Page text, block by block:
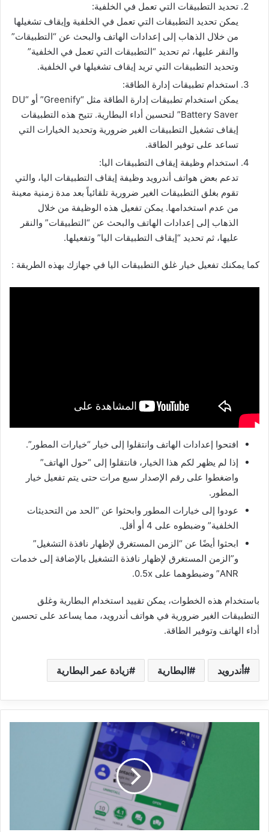
تحديد التطبيقات التي تعمل في الخلفية:
يمكن تحديد التطبيقات التي تعمل في الخلفية وإيقاف تشغيلها
من خلال الذهاب إلى إعدادات الهاتف والبحث عن “التطبيقات”
والنقر عليها، ثم تحديد “التطبيقات التي تعمل في الخلفية”
وتحديد التطبيقات التي تريد إيقاف تشغيلها في الخلفية.
استخدام تطبيقات إدارة الطاقة:
يمكن استخدام تطبيقات إدارة الطاقة مثل “Greenify” أو “DU
Battery Saver” لتحسين أداء البطارية. تتيح هذه التطبيقات
إيقاف تشغيل التطبيقات الغير ضرورية وتحديد الخيارات التي
تساعد على توفير الطاقة.
استخدام وظيفة إيقاف التطبيقات اليا:
تدعم بعض هواتف أندرويد وظيفة إيقاف التطبيقات اليا، والتي
تقوم بغلق التطبيقات الغير ضرورية تلقائياً بعد مدة زمنية معينة
من عدم استخدامها. يمكن تفعيل هذه الوظيفة من خلال
الذهاب إلى إعدادات الهاتف والبحث عن “التطبيقات” والنقر
عليها، ثم تحديد “إيقاف التطبيقات اليا” وتفعيلها.
كما يمكنك تفعيل خيار غلق التطبيقات اليا في جهازك بهذه الطريقة :
افتحوا إعدادات الهاتف وانتقلوا إلى خيار “خيارات المطور”.
إذا لم يظهر لكم هذا الخيار، فانتقلوا إلى “حول الهاتف”
واضغطوا على رقم الإصدار سبع مرات حتى يتم تفعيل خيار
المطور.
عودوا إلى خيارات المطور وابحثوا عن “الحد من التحديثات
الخلفية” وضبطوه على 4 أو أقل.
ابحثوا أيضًا عن “الزمن المستغرق لإظهار نافذة التشغيل”
و”الزمن المستغرق لإظهار نافذة التشغيل بالإضافة إلى خدمات
ANR” وضبطوهما على 0.5x.
باستخدام هذه الخطوات، يمكن تقييد استخدام البطارية وغلق
التطبيقات الغير ضرورية في هواتف أندرويد، مما يساعد على تحسين
أداء الهاتف وتوفير الطاقة.
أندرويد البطارية زيادة عمر البطارية
اتصال